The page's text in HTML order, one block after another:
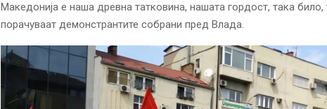
Македонија е наша древна татковина, нашата гордост, така било,
порачуваат демонстрантите собрани пред Влада.